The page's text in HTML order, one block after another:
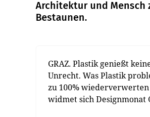
Architektur und Mensch
Bestaunen.
GRAZ. Plastik genießt
Unrecht. Was Plastik
zu 100%
widmet sich Designmonat